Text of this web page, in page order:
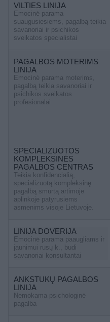
VILTIES LINIJA
Emocinė parama
suaugusiesiems, pagalbą teikia
savanoriai ir psichikos
sveikatos specialistai
PAGALBOS MOTERIMS
LINIJA
Emocinė parama moterims,
pagalbą teikia savanoriai ir
psichikos sveikatos
profesionalai
SPECIALIZUOTOS
KOMPLEKSINĖS
PAGALBOS CENTRAS
Teikia konfidencialią,
specializuotą kompleksinę
pagalbą smurtą artimoje
aplinkoje patyrusiems
asmenims visoje Lietuvoje.
LINIJA DOVERIJA
Emocinė parama paaugliams ir
jaunimui rusų k., budi
savanoriai konsultantai
ANKSTUKŲ PAGALBOS
LINIJA
Nemokama psichologinė
pagalba